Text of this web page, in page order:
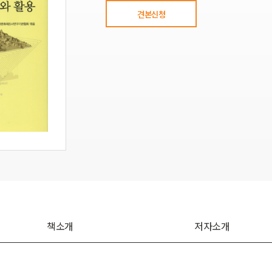
견본신청
책소개 저자소개